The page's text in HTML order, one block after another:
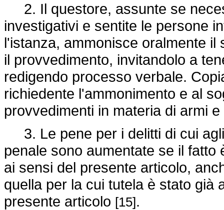
2. Il questore, assunte se
investigativi e sentite le persone
l'istanza, ammonisce oralmente
il provvedimento, invitandolo a
redigendo processo verbale.
richiedente l'ammonimento e al
provvedimenti in materia di armi
3. Le pene per i delitti di cui
penale sono aumentate se il
ai sensi del presente articolo,
quella per la cui tutela è stato già
presente articolo [15].